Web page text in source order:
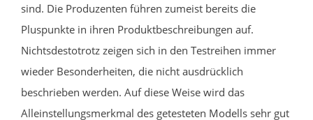
sind. Die Produzenten führen zumeist bereits die
Pluspunkte in ihren Produktbeschreibungen auf.
Nichtsdestotrotz zeigen sich in den Testreihen immer
wieder Besonderheiten, die nicht ausdrücklich
beschrieben werden. Auf diese Weise wird das
Alleinstellungsmerkmal des getesteten Modells sehr gut